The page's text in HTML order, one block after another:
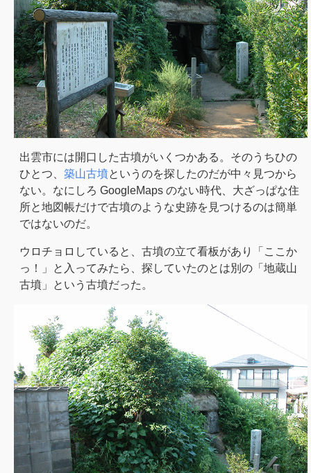
出雲市には開口した古墳がいくつかある。そのうちひの
ひとつ、 築山古墳というのを探したのだが中々見つから
ない。なにしろ GoogleMaps のない時代、大ざっぱな住
所と地図帳だけで古墳のような史跡を見つけるのは簡単
ではないのだ。
ウロチョロしていると、古墳の立て看板があり「ここか
っ！」と入ってみたら、探していたのとは別の「地蔵山
古墳」という古墳だった。